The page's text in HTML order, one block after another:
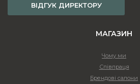
Стиль меблів у кімнаті —вітрина
ВІДГУК ДИРЕКТОРУ
МАГАЗИН
Чому ми
Співпраця
Брендові салони